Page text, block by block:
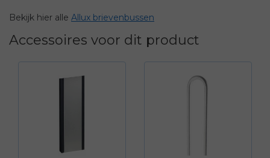
Bekijk hier alle Allux brievenbussen
Accessoires voor dit product